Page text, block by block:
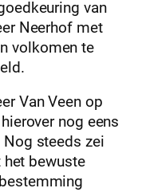
van
Neerhof met
volkomen te
Van Veen op
nog eens
steeds zei
het bewuste